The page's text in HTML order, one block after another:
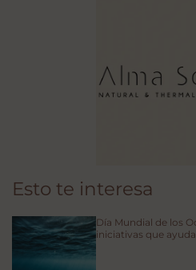
Esto te interesa
Día Mundial de los
iniciativas que